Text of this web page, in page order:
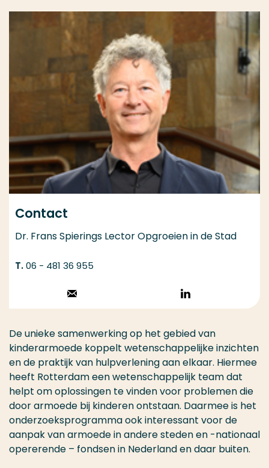
Contact
Dr. Frans Spierings Lector Opgroeien in de Stad
06 - 481 36 955
Stuur een email
Volg op
LinkedIn
De unieke samenwerking op het gebied van
kinderarmoede koppelt wetenschappelijke inzichten
en de praktijk van hulpverlening aan elkaar. Hiermee
heeft Rotterdam een wetenschappelijk team dat
helpt om oplossingen te vinden voor problemen die
door armoede bij kinderen ontstaan. Daarmee is het
onderzoeksprogramma ook interessant voor de
aanpak van armoede in andere steden en -nationaal
opererende – fondsen in Nederland en daar buiten.